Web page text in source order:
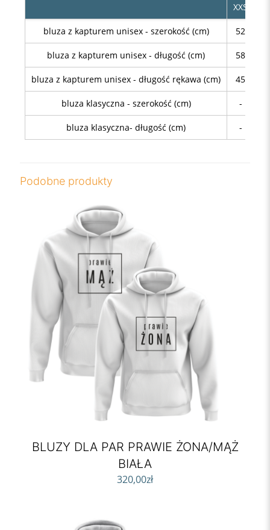
XXS
bluza z kapturem unisex - szerokość (cm) 52
bluza z kapturem unisex - długość (cm) 58
bluza z kapturem unisex - długość rękawa (cm) 45
bluza klasyczna - szerokość (cm) -
bluza klasyczna- długość (cm) -
Podobne produkty
BLUZY DLA PAR PRAWIE ŻONA/MĄŻ
BIAŁA
320,00zł